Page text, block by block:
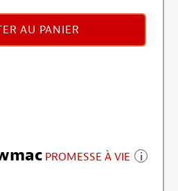
AU PANIER
PROMESSE À VIE